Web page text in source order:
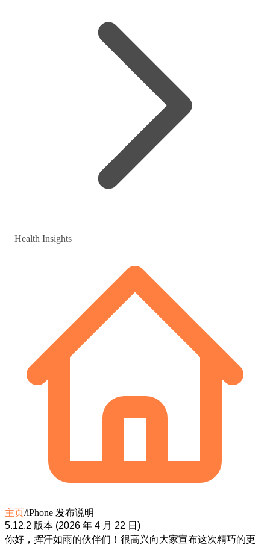
Health Insights
主页/iPhone 发布说明
5.12.2 版本 (2026 年 4 月 22 日)
你好，挥汗如雨的伙伴们！很高兴向大家宣布这次精巧的更